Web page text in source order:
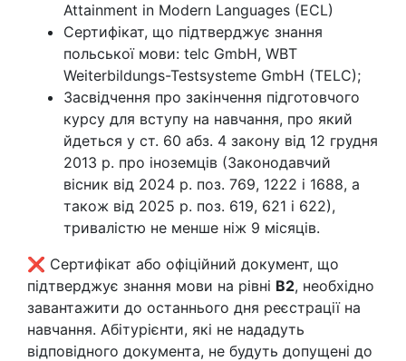
Attainment in Modern Languages (ECL)
Сертифікат, що підтверджує знання
польської мови: telc GmbH, WBT
Weiterbildungs-Testsysteme GmbH (TELC);
Засвідчення про закінчення підготовчого
курсу для вступу на навчання, про який
йдеться у ст. 60 абз. 4 закону від 12 грудня
2013 р. про іноземців (Законодавчий
вісник від 2024 р. поз. 769, 1222 і 1688, а
також від 2025 р. поз. 619, 621 і 622),
тривалістю не менше ніж 9 місяців.
❌ Сертифікат або офіційний документ, що
підтверджує знання мови на рівні B2, необхідно
завантажити до останнього дня реєстрації на
навчання. Абітурієнти, які не нададуть
відповідного документа, не будуть допущені до